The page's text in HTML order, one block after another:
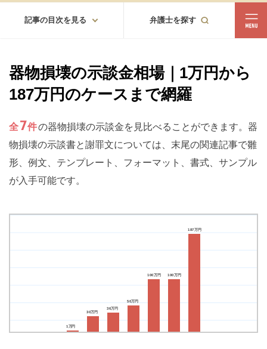
記事の目次を見る 弁護士を探す
都道府県から探す
北海道・東北
北海道 秋田
北陸・甲信越
新潟 富山 石川 福井 長野
茨城 栃木 群馬 埼玉 千葉 東京 神奈川
大阪 兵庫
器物損壊の示談金相場｜1万円から
187万円のケースまで網羅
全7件の器物損壊の示談金を見比べることができます。器
物損壊の示談書と謝罪文については、末尾の関連記事で雛
形、例文、テンプレート、フォーマット、書式、サンプル
が入手可能です。
1万円
30万円
36万円
50万円
100万円 100万円
187万円